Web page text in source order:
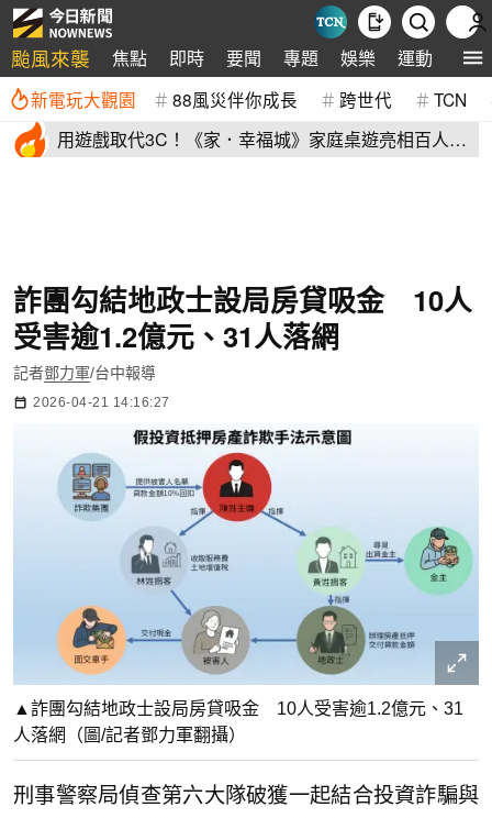
颱風來襲 焦點 即時 要聞 專題 娛樂 運動 全球
新電玩大觀園 88風災伴你成長 跨世代 TCN
用遊戲取代3C！《家．幸福城》家庭桌遊亮相百人三
詐團勾結地政士設局房貸吸金 10人
受害逾1.2億元、31人落網
記者鄧力軍/台中報導
2026-04-21 14:16:27
▲詐團勾結地政士設局房貸吸金 10人受害逾1.2億元、31
人落網（圖/記者鄧力軍翻攝）
刑事警察局偵查第六大隊破獲一起結合投資詐騙與